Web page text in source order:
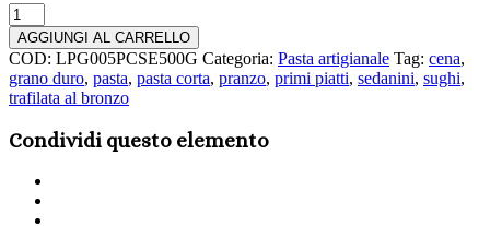
SEDANINI
Pasta
di
Canossa
quantità
AGGIUNGI AL CARRELLO
COD: LPG005PCSE500G Categoria: Pasta artigianale Tag: cena,
grano duro, pasta, pasta corta, pranzo, primi piatti, sedanini, sughi,
trafilata al bronzo
Condividi questo elemento